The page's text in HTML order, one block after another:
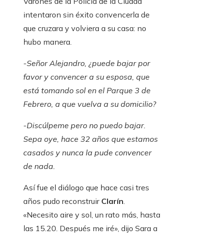
intentaron sin éxito convencerla de
que cruzara y volviera a su casa: no
hubo manera.
-Señor Alejandro, ¿puede bajar por
favor y convencer a su esposa, que
está tomando sol en el Parque 3 de
Febrero, a que vuelva a su domicilio?
-Discúlpeme pero no puedo bajar.
Sepa oye, hace 32 años que estamos
casados ​​y nunca la pude convencer
de nada.
Así fue el diálogo que hace casi tres
años pudo reconstruir Clarín
«Necesito aire y sol, un rato más, hasta
las 15.20. Después me iré», dijo Sara a